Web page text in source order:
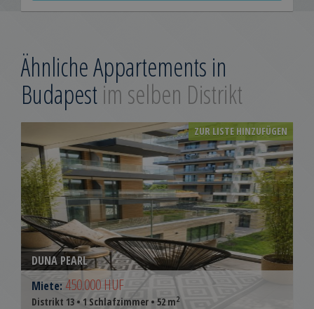
Ähnliche Appartements in
Budapestim selben Distrikt
ZUR LISTE HINZUFÜGEN
DUNA PEARL
Miete: 450.000 HUF
Distrikt 13 • 1 Schlafzimmer • 52 m2